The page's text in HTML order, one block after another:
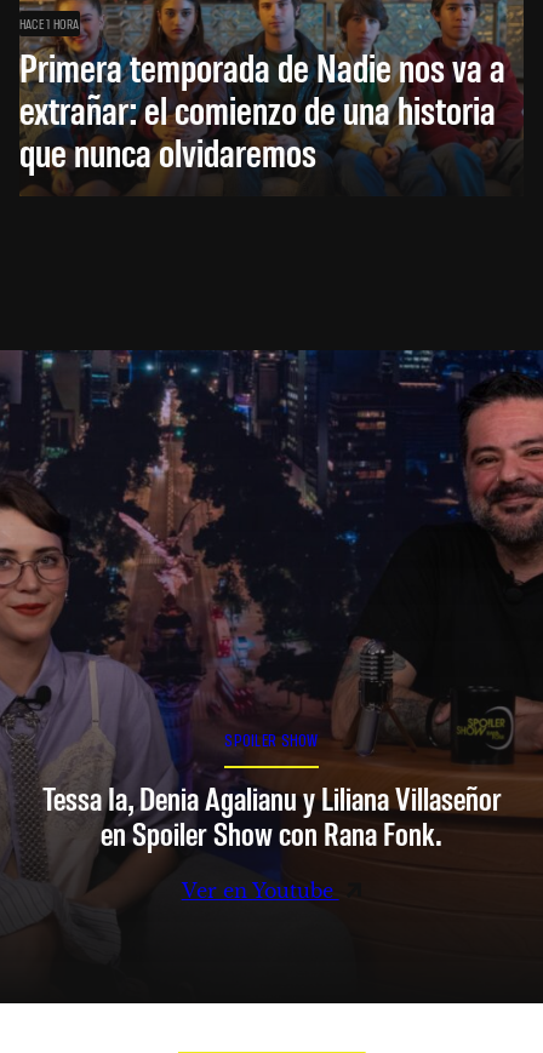
HACE 1 HORA
Primera temporada de Nadie nos va a
extrañar: el comienzo de una historia
que nunca olvidaremos
SPOILER SHOW
Tessa Ia, Denia Agalianu y Liliana Villaseñor
en Spoiler Show con Rana Fonk.
Ver en Youtube